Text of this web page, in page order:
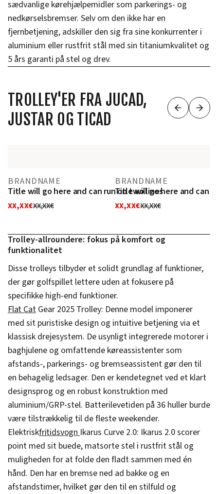
sædvanlige kørehjælpemidler som parkerings- og
nedkørselsbremser. Selv om den ikke har en
fjernbetjening, adskiller den sig fra sine konkurrenter i
aluminium eller rustfrit stål med sin titaniumkvalitet og
5 års garanti på stel og drev.
TROLLEY'ER FRA JUCAD,
JUSTAR OG TICAD
BRANDNAME
Title will go here and can run on two lines
XX,XX€XX,XX€
BRANDNAME
Title will go here and can
XX,XX€XX,XX€
Trolley-allroundere: fokus på komfort og
funktionalitet
Disse trolleys tilbyder et solidt grundlag af funktioner,
der gør golfspillet lettere uden at fokusere på
specifikke high-end funktioner.
Flat CatGear 2025 Trolley: Denne model imponerer
med sit puristiske design og intuitive betjening via et
klassisk drejesystem. De usynligt integrerede motorer i
baghjulene og omfattende køreassistenter som
afstands-, parkerings- og bremseassistent gør den til
en behagelig ledsager. Den er kendetegnet ved et klart
designsprog og en robust konstruktion med
aluminium/GRP-stel. Batterilevetiden på 36 huller burde
være tilstrækkelig til de fleste weekender.
ElektriskfritidsvognIkarus Curve 2.0: Ikarus 2.0 scorer
point med sit buede, matsorte stel i rustfrit stål og
muligheden for at folde den fladt sammen med én
hånd. Den har en bremse ned ad bakke og en
afstandstimer, hvilket gør den til en stilfuld og